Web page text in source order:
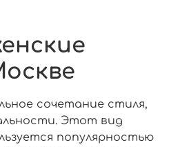
сочетание стиля,
Этот вид
популярностью